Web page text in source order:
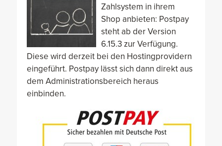
Zahlsystem in ihrem
Shop anbieten: Postpay
steht ab der Version
6.15.3 zur Verfügung.
Diese wird derzeit bei den Hostingprovidern
eingeführt. Postpay lässt sich dann direkt aus
dem Administrationsbereich heraus
einbinden.